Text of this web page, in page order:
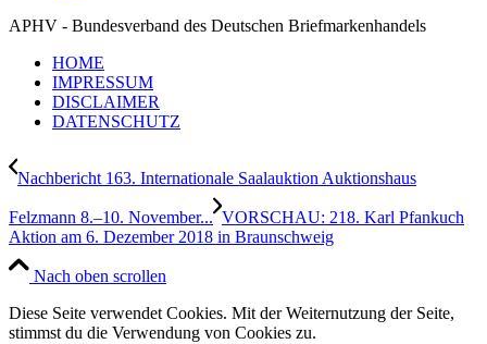
APHV - Bundesverband des Deutschen Briefmarkenhandels
HOME
IMPRESSUM
DISCLAIMER
DATENSCHUTZ
Nachbericht 163. Internationale Saalauktion Auktionshaus
Felzmann 8.–10. November... VORSCHAU: 218. Karl Pfankuch
Aktion am 6. Dezember 2018 in Braunschweig
Nach oben scrollen
Diese Seite verwendet Cookies. Mit der Weiternutzung der Seite,
stimmst du die Verwendung von Cookies zu.